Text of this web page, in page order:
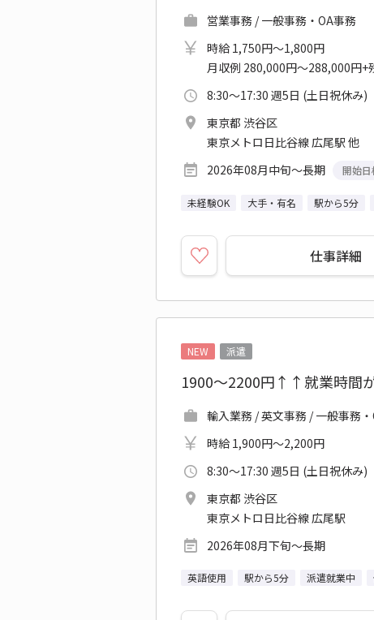
営業事務 / 一般事務・OA事務
時給 1,750円～1,800円
月収例 280,000円～288,000円+
8:30～17:30 週5日 (土日祝休み)
東京都 渋谷区
東京メトロ日比谷線 広尾駅 他
2026年08月中旬～長期
開始日
未経験OK 大手・有名 駅から5分
仕事詳細
NEW 派遣
1900～2200円↑↑就業時間
輸入業務 / 英文事務 / 一般事務
時給 1,900円～2,200円
8:30～17:30 週5日 (土日祝休み)
東京都 渋谷区
東京メトロ日比谷線 広尾駅
2026年08月下旬～長期
英語使用 駅から5分 派遣就業中